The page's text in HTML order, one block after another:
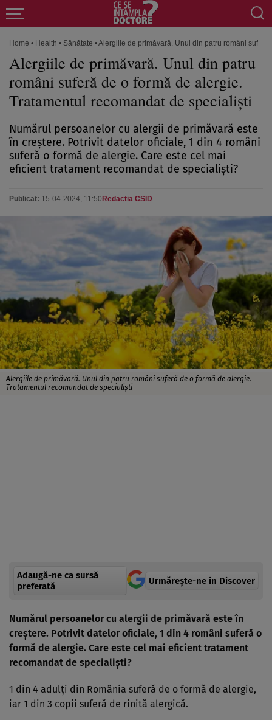
Home • Health • Sănătate •Alergiile de primăvară. Unul din patru români
Alergiile de primăvară. Unul din patru
români suferă de o formă de alergie.
Tratamentul recomandat de specialiști
Numărul persoanelor cu alergii de primăvară este
în creștere. Potrivit datelor oficiale, 1 din 4 români
suferă o formă de alergie. Care este cel mai
eficient tratament recomandat de specialiști?
Publicat: 15-04-2024, 11:50 Redactia CSID
Alergiile de primăvară. Unul din patru români suferă de o formă de alergie.
Tratamentul recomandat de specialiști
Adaugă-ne ca sursă
preferată
Urmărește-ne in Discover
Numărul persoanelor cu alergii de primăvară este în
creștere. Potrivit datelor oficiale, 1 din 4 români suferă o
formă de alergie. Care este cel mai eficient tratament
recomandat de specialiști?
1 din 4 adulţi din România suferă de o formă de alergie,
iar 1 din 3 copii suferă de rinită alergică.